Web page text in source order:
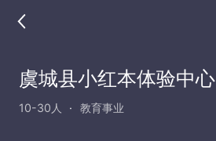
虞城县小红本体验中心
10-30人 教育事业